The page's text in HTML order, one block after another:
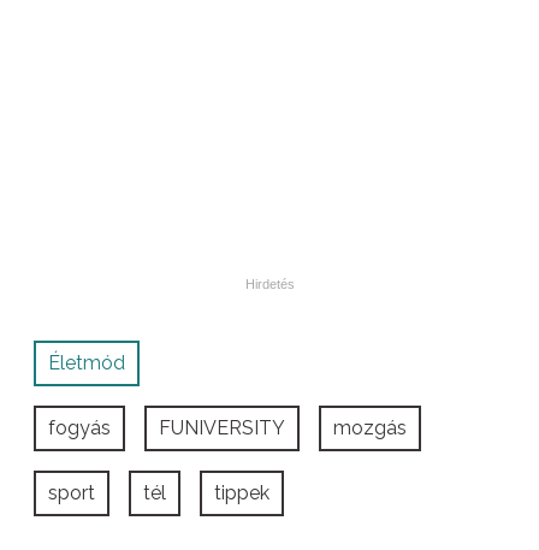
Életmód
fogyás FUNIVERSITY mozgás
sport tél tippek